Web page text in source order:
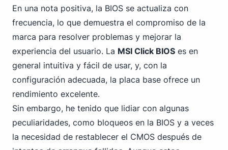
En una nota positiva, la BIOS se actualiza con
frecuencia, lo que demuestra el compromiso de la
marca para resolver problemas y mejorar la
experiencia del usuario. La MSI Click BIOS es en
general intuitiva y fácil de usar, y, con la
configuración adecuada, la placa base ofrece un
rendimiento excelente.
Sin embargo, he tenido que lidiar con algunas
peculiaridades, como bloqueos en la BIOS y a veces
la necesidad de restablecer el CMOS después de